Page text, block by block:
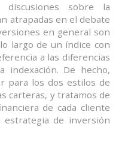
discusiones sobre la
atrapadas en el debate
en general son
largo de un índice con
a las diferencias
De hecho,
para los dos estilos de
carteras, y tratamos de
de cada cliente
de inversión